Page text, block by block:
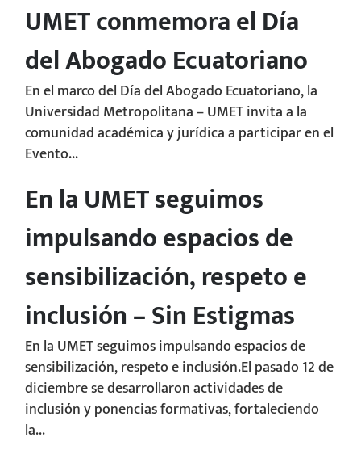
UMET conmemora el Día
del Abogado Ecuatoriano
En el marco del Día del Abogado Ecuatoriano, la
Universidad Metropolitana – UMET invita a la
comunidad académica y jurídica a participar en el
Evento...
En la UMET seguimos
impulsando espacios de
sensibilización, respeto e
inclusión – Sin Estigmas
En la UMET seguimos impulsando espacios de
sensibilización, respeto e inclusión.El pasado 12 de
diciembre se desarrollaron actividades de
inclusión y ponencias formativas, fortaleciendo
la...